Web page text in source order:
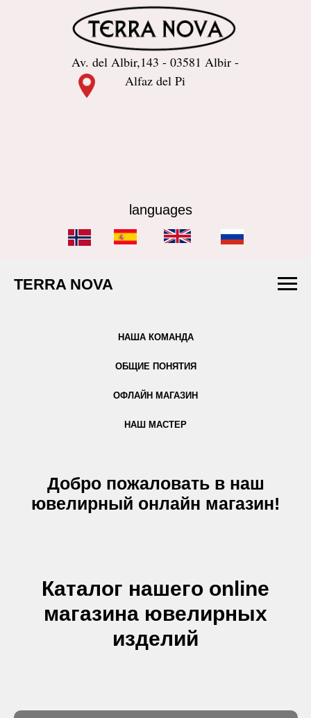
Av. del Albir,143 - 03581 Albir -
Alfaz del Pi
languages
TERRA NOVA
НАША КОМАНДА
ОБЩИЕ ПОНЯТИЯ
ОФЛАЙН МАГАЗИН
НАШ МАСТЕР
Добро пожаловать в наш
ювелирный онлайн магазин!
Каталог нашего online
магазина ювелирных
изделий